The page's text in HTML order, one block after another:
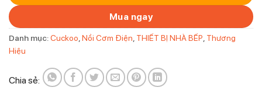
Mua ngay
Danh mục:Cuckoo Nồi Cơm Điện THIẾT BỊ NHÀ BẾP Thương
Hiệu
Chia sẻ: